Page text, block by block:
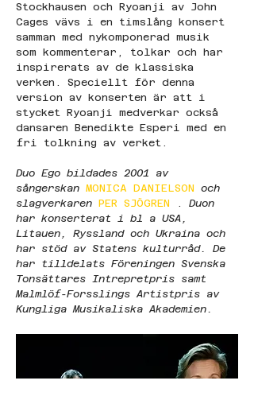
Stockhausen och Ryoanji av John
Cages vävs i en timslång konsert
samman med nykomponerad musik
som kommenterar, tolkar och har
inspirerats av de klassiska
verken. Speciellt för denna
version av konserten är att i
stycket Ryoanji medverkar också
dansaren Benedikte Esperi med en
fri tolkning av verket.
Duo Ego bildades 2001 av
sångerskan MONICA DANIELSON och
slagverkaren PER SJÖGREN . Duon
har konserterat i bl a USA,
Litauen, Ryssland och Ukraina och
har stöd av Statens kulturråd. De
har tilldelats Föreningen Svenska
Tonsättares Intrepretpris samt
Malmlöf-Forsslings Artistpris av
Kungliga Musikaliska Akademien.